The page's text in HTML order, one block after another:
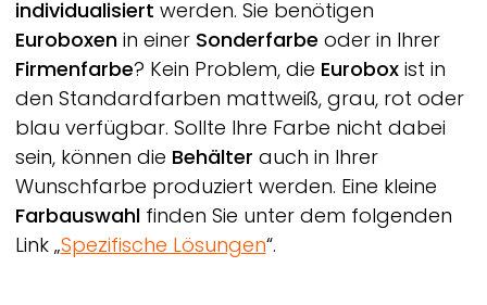
individualisiert werden. Sie benötigen
Euroboxenin einer Sonderfarbe oder in Ihrer
Firmenfarbe? Kein Problem, die Euroboxist in
den Standardfarben mattweiß, grau, rot oder
blau verfügbar. Sollte Ihre Farbe nicht dabei
sein, können die Behälter auch in Ihrer
Wunschfarbe produziert werden. Eine kleine
Farbauswahlfinden Sie unter dem folgenden
Link „Spezifische Lösungen“.